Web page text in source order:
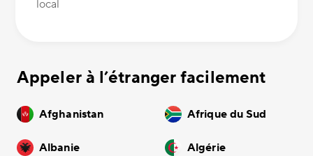
local
Appeler à l’étranger facilement
Afghanistan Afrique du Sud
Albanie Algérie